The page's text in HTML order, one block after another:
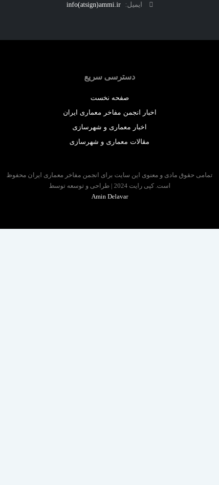
ایمیل:
info(atsign)ammi.ir
دسترسی سریع
صفحه نخست
اخبار انجمن مفاخر معماری ایران
اخبار معماری و شهرسازی
مقالات معماری و شهرسازی
حقوق مادی و معنوی این سایت برای انجمن مفاخر معماری ایران محفوظ
است. کپی رایت 2024 | طراحی و توسعه توسط
Amin Delavar